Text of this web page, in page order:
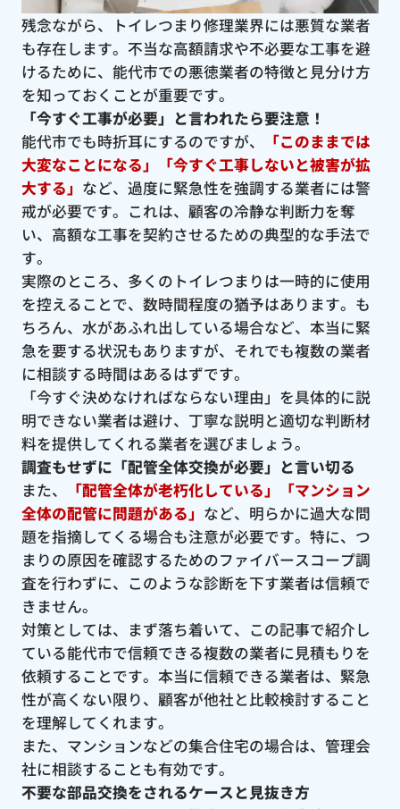
残念ながら、トイレつまり修理業界には悪質な業者
も存在します。不当な高額請求や不必要な工事を避
けるために、能代市での悪徳業者の特徴と見分け方
を知っておくことが重要です。
「今すぐ工事が必要」と言われたら要注意！
能代市でも時折耳にするのですが、
「このままでは
大変なことになる」「今すぐ工事しないと被害が拡
大する」 など、過度に緊急性を強調する業者には警
戒が必要です。これは、顧客の冷静な判断力を奪
い、高額な工事を契約させるための典型的な手法で
す。
実際のところ、多くのトイレつまりは一時的に使用
を控えることで、数時間程度の猶予はあります。も
ちろん、水があふれ出している場合など、本当に緊
急を要する状況もありますが、それでも複数の業者
に相談する時間はあるはずです。
「今すぐ決めなければならない理由」を具体的に説
明できない業者は避け、丁寧な説明と適切な判断材
料を提供してくれる業者を選びましょう。
調査もせずに「配管全体交換が必要」と言い切る
また、
「配管全体が老朽化している」「マンション
全体の配管に問題がある」 など、明らかに過大な問
題を指摘してくる場合も注意が必要です。特に、つ
まりの原因を確認するためのファイバースコープ調
査を行わずに、このような診断を下す業者は信頼で
きません。
対策としては、まず落ち着いて、この記事で紹介し
ている能代市で信頼できる複数の業者に見積もりを
依頼することです。本当に信頼できる業者は、緊急
性が高くない限り、顧客が他社と比較検討すること
を理解してくれます。
また、マンションなどの集合住宅の場合は、管理会
社に相談することも有効です。
不要な部品交換をされるケースと見抜き方